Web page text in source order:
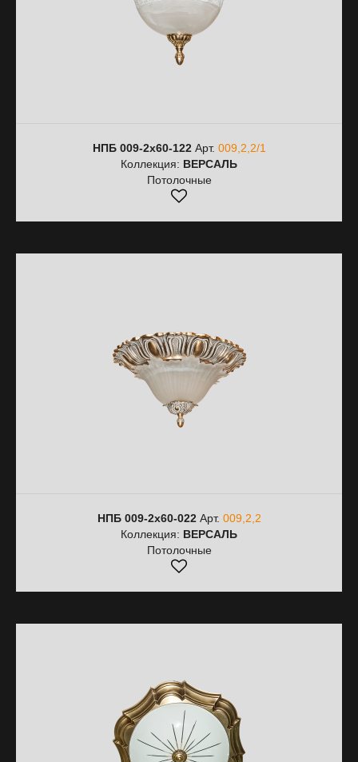
НПБ 009-2х60-122Арт. 009,2,2/1
Коллекция: ВЕРСАЛЬ
Потолочные
НПБ 009-2х60-022Арт. 009,2,2
Коллекция: ВЕРСАЛЬ
Потолочные